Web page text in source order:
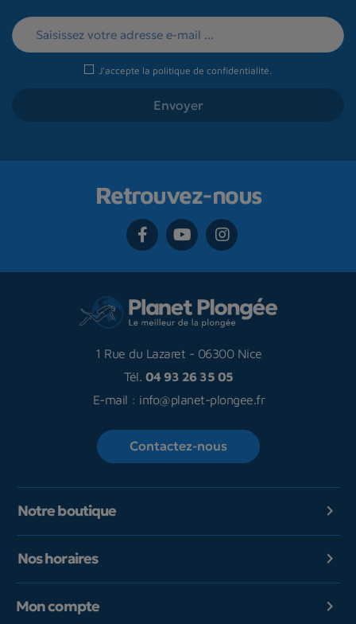
J'accepte la politique de confidentialité
Retrouvez-nous
1 Rue du Lazaret - 06300 Nice
Tél. 04 93 26 35 05
E-mail : info@planet-plongee.fr
Contactez-nous
Notre boutique 
Nos horaires 
Mon compte 